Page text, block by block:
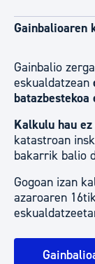
Gainbalioaren
Gainbalio
eskualdatzean
batazbestekoa
Kalkulu hau
katastroan
bakarrik balio
Gogoan izan
azaroaren